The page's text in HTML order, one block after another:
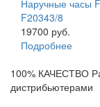
Наручные часы
F20343/8
19700 руб.
Подробнее
100% КАЧЕСТВО
дистрибьютерами